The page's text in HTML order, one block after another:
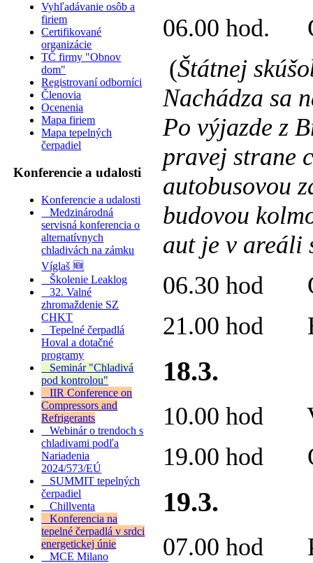
Vyhľadávanie osôb a
firiem
Certifikované
organizácie
TČ firmy "Obnov
dom"
Registrovaní odborníci
Členovia
Ocenenia
Mapa firiem
Mapa tepelných
čerpadiel
Konferencie a udalosti
Konferencie a udalosti
Medzinárodná
servisná konferencia o
alternatívnych
chladivách na zámku
Víglaš 🆕
Školenie Leaklog
32. Valné
zhromaždenie SZ
CHKT
Tepelné čerpadlá
Hoval a dotačné
programy
Seminár "Chladivá
pod kontrolou"
IIR Conference on
Compressors and
Refrigerants
Webinár o trendoch s
chladivami podľa
Nariadenia
2024/573/EÚ
SUMMIT tepelných
čerpadiel
Chillventa
Konferencia na
tepelné čerpadlá v srdci
energetickej únie
MCE Milano
06.00 hod.
(Štátnej
Nachádza sa
Po výjazde z
pravej strane
autobusovou
budovou
aut je v areáli
06.30 hod
21.00 hod
18.3.
10.00 hod
19.00 hod
19.3.
07.00 hod